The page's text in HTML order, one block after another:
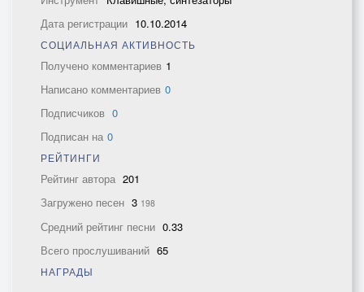
Дата регистрации 10.10.2014
СОЦИАЛЬНАЯ АКТИВНОСТЬ
Получено комментариев 1
Написано комментариев 0
Подписчиков 0
Подписан на 0
РЕЙТИНГИ
Рейтинг автора 201
Загружено песен 3 198
Средний рейтинг песни 0.33
Всего прослушиваний 65
НАГРАДЫ